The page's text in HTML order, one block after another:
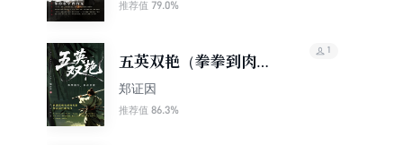
推荐值 79.0%
五英双艳（拳拳到肉，
剑剑追魂！民国武侠北
派四大家郑证因扛鼎力
郑证因
推荐值 86.3%
1